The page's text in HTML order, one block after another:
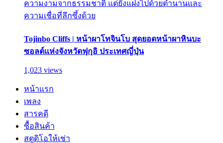
ความงามจากธรรมชาติ แต่ยังแฝงไปด้วยตำนานและ
ความเชื่อที่ลึกซึ้งด้วย
Tojinbo Cliffs | หน้าผาโทจินโบ สุดยอดหน้าผาหินบะ
ซอลต์แห่งจังหวัดฟุกุอิ ประเทศญี่ปุ่น
1,023 views
หน้าแรก
เพลง
สารคดี
ซื้อสินค้า
สตูดิโอให้เช่า